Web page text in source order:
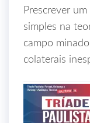
Prescrever
simples na
campo
colaterais